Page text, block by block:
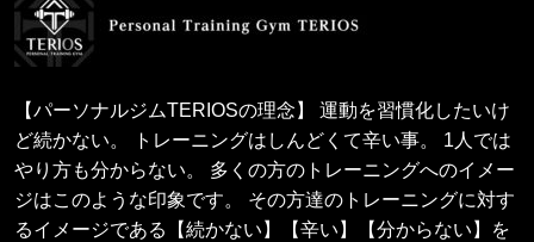
【パーソナルジムTERIOSの理念】 運動を習慣化したいけ
ど続かない。 トレーニングはしんどくて辛い事。 1人では
やり方も分からない。 多くの方のトレーニングへのイメー
ジはこのような印象です。 その方達のトレーニングに対す
るイメージである【続かない】【辛い】【分からない】を